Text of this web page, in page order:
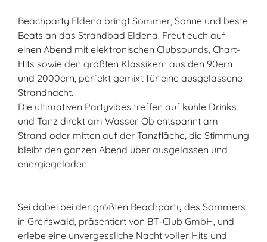
Beachparty Eldena bringt Sommer, Sonne und beste
Beats an das Strandbad Eldena. Freut euch auf
einen Abend mit elektronischen Clubsounds, Chart-
Hits sowie den größten Klassikern aus den 90ern
und 2000ern, perfekt gemixt für eine ausgelassene
Strandnacht.
Die ultimativen Partyvibes treffen auf kühle Drinks
und Tanz direkt am Wasser. Ob entspannt am
Strand oder mitten auf der Tanzfläche, die Stimmung
bleibt den ganzen Abend über ausgelassen und
energiegeladen.
Sei dabei bei der größten Beachparty des Sommers
in Greifswald, präsentiert von BT-Club GmbH, und
erlebe eine unvergessliche Nacht voller Hits und